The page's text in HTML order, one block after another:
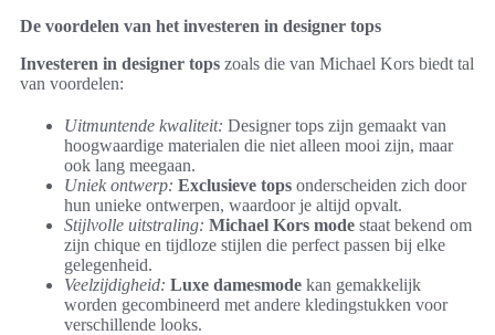
De voordelen van het investeren in designer tops
Investeren in designer tops zoals die van Michael Kors biedt tal
van voordelen:
Uitmuntende kwaliteit: Designer tops zijn gemaakt van
hoogwaardige materialen die niet alleen mooi zijn, maar
ook lang meegaan.
Uniek ontwerp: Exclusieve tops onderscheiden zich door
hun unieke ontwerpen, waardoor je altijd opvalt.
Stijlvolle uitstraling: Michael Kors mode staat bekend om
zijn chique en tijdloze stijlen die perfect passen bij elke
gelegenheid.
Veelzijdigheid: Luxe damesmode kan gemakkelijk
worden gecombineerd met andere kledingstukken voor
verschillende looks.